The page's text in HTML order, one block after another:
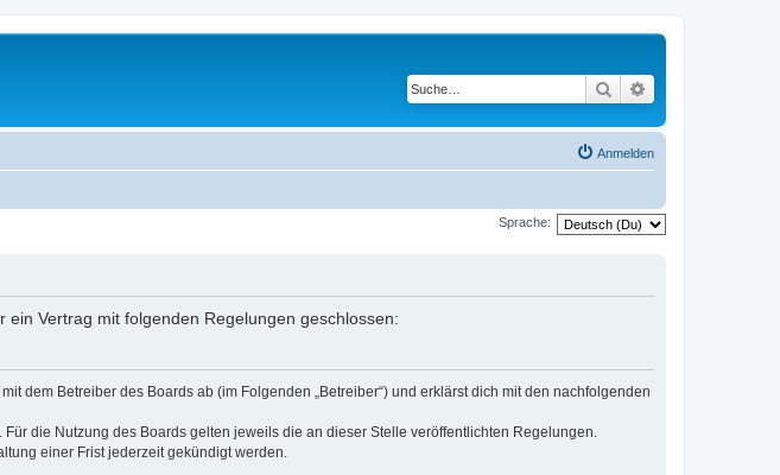
Suche
Anmelden
Sprache:
ein Vertrag mit folgenden Regelungen geschlossen:
dem Betreiber des Boards ab (im Folgenden „Betreiber“) und erklärst dich mit den nachfolgenden
die Nutzung des Boards gelten jeweils die an dieser Stelle veröffentlichten Regelungen.
einer Frist jederzeit gekündigt werden.